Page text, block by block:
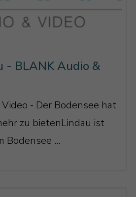
- BLANK Audio &
- Der Bodensee hat
zu bietenLindau ist
Bodensee ...